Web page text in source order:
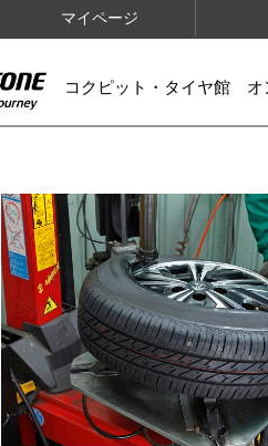
マイページ
コクピット・タイヤ館 オ
IMAGES